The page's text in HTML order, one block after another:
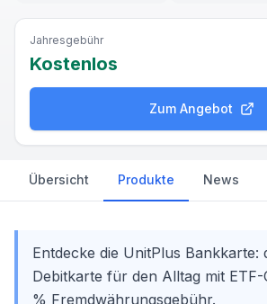
Jahresgebühr
Kostenlos
Zum Angebot
Übersicht Produkte News
Entdecke die UnitPlus Bankkarte:
Debitkarte für den Alltag mit
% Fremdwährungsgebühr.